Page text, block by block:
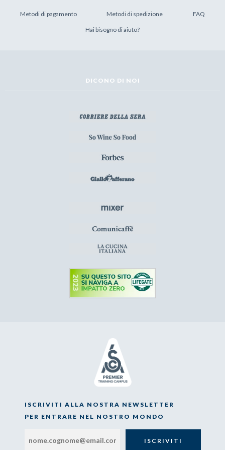
Metodi di pagamento Metodi di spedizione FAQ
Hai bisogno di aiuto?
DICONO DI NOI
ISCRIVITI ALLA NOSTRA NEWSLETTER
PER ENTRARE NEL NOSTRO MONDO